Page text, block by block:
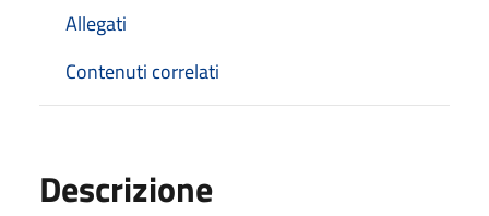
Allegati
Contenuti correlati
Descrizione